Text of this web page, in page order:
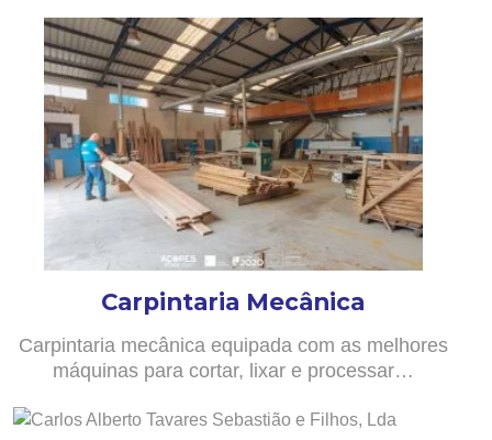
Carpintaria Mecânica
Carpintaria mecânica equipada com as melhores
máquinas para cortar, lixar e processar…